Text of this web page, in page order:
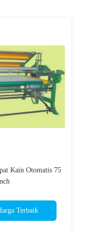
Kain Otomatis 75
Terbaik